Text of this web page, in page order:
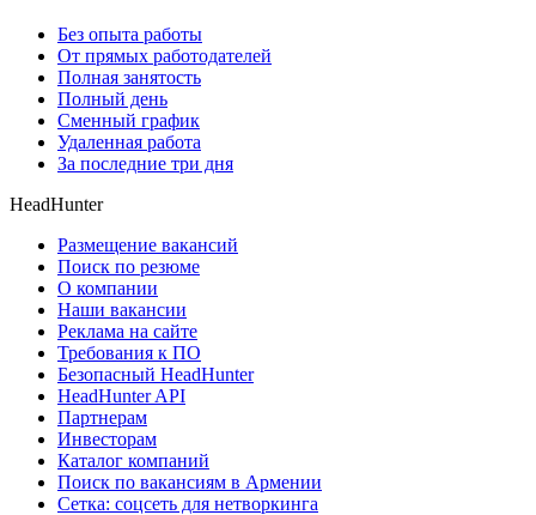
Без опыта работы
От прямых работодателей
Полная занятость
Полный день
Сменный график
Удаленная работа
За последние три дня
HeadHunter
Размещение вакансий
Поиск по резюме
О компании
Наши вакансии
Реклама на сайте
Требования к ПО
Безопасный HeadHunter
HeadHunter API
Партнерам
Инвесторам
Каталог компаний
Поиск по вакансиям в Армении
Сетка: соцсеть для нетворкинга